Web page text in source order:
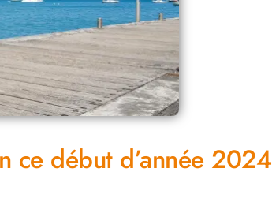
ce début d’année 2024